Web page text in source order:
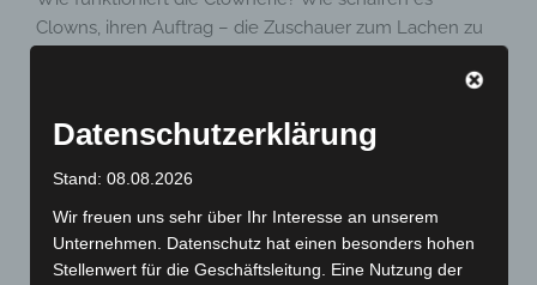
Clowns, ihren Auftrag – die Zuschauer zum Lachen zu
kleinste Maske der Welt“ – die rote Nase. Sie schafft ein
und dem Menschen, der diese Rolle spielt. Jederzeit
wissen die Zuschauer, dass sich hinter der Maske ein
Grundlage für die Gegensätze, die ein Clown auf die
Datenschutzerklärung
Stand: 08.08.2026
Wir freuen uns sehr über Ihr Interesse an unserem
Unternehmen. Datenschutz hat einen besonders hohen
Stellenwert für die Geschäftsleitung. Eine Nutzung der